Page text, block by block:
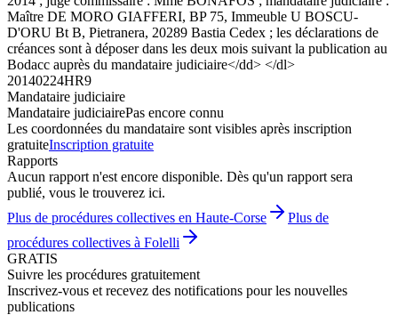
Maître DE MORO GIAFFERI, BP 75, Immeuble U BOSCU-
D'ORU Bt B, Pietranera, 20289 Bastia Cedex ; les déclarations de
créances sont à déposer dans les deux mois suivant la publication au
Bodacc auprès du mandataire judiciaire</dd> </dl>
20140224HR9
Mandataire judiciaire
Mandataire judiciairePas encore connu
Les coordonnées du mandataire sont visibles après inscription
gratuiteInscription gratuite
Rapports
Aucun rapport n'est encore disponible. Dès qu'un rapport sera
publié, vous le trouverez ici.
Plus de procédures collectives en Haute-Corse
Plus de
procédures collectives à Folelli
GRATIS
Suivre les procédures gratuitement
Inscrivez-vous et recevez des notifications pour les nouvelles
publications